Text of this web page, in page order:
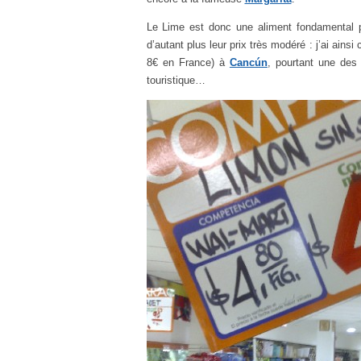
Le Lime est donc une aliment
d’autant plus leur prix très modéré : j’ai
8€ en France) à Cancún, pourtant une
touristique…